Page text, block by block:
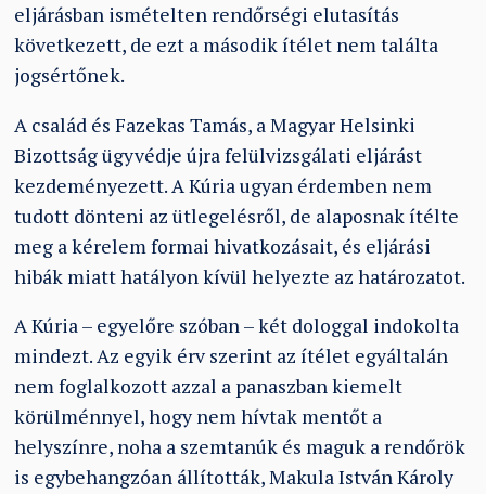
eljárásban ismételten rendőrségi elutasítás
következett, de ezt a második ítélet nem találta
jogsértőnek.
A család és Fazekas Tamás, a Magyar Helsinki
Bizottság ügyvédje újra felülvizsgálati eljárást
kezdeményezett. A Kúria ugyan érdemben nem
tudott dönteni az ütlegelésről, de alaposnak ítélte
meg a kérelem formai hivatkozásait, és eljárási
hibák miatt hatályon kívül helyezte az határozatot.
A Kúria – egyelőre szóban – két dologgal indokolta
mindezt. Az egyik érv szerint az ítélet egyáltalán
nem foglalkozott azzal a panaszban kiemelt
körülménnyel, hogy nem hívtak mentőt a
helyszínre, noha a szemtanúk és maguk a rendőrök
is egybehangzóan állították, Makula István Károly